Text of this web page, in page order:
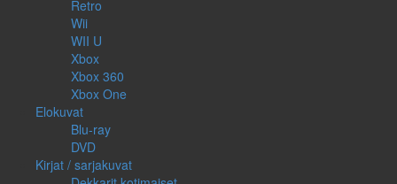
Retro
Wii
WII U
Xbox
Xbox 360
Xbox One
Elokuvat
Blu-ray
DVD
Kirjat / sarjakuvat